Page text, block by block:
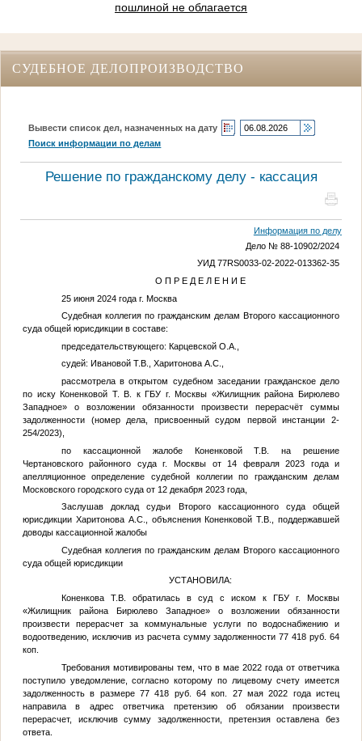
пошлиной не облагается
СУДЕБНОЕ ДЕЛОПРОИЗВОДСТВО
Вывести список дел, назначенных на дату
Поиск информации по делам
Решение по гражданскому делу - кассация
Информация по делу
Дело № 88-10902/2024
УИД 77RS0033-02-2022-013362-35
О П Р Е Д Е Л Е Н И Е
25 июня 2024 года г. Москва
Судебная коллегия по гражданским делам Второго кассационного
суда общей юрисдикции в составе:
председательствующего: Карцевской О.А.
судей: Ивановой Т.В., Харитонова А.С.,
рассмотрела в открытом судебном заседании гражданское дело
по искуКоненковой Т. В.
к ГБУ г. Москвы «Жилищник района Бирюлево
Западное» о возложении обязанности произвести перерасчёт суммы
задолженности (номер дела, присвоенный судом первой инстанции 2-
254/2023),
по кассационной жалобе Коненковой Т.В.
на решение
Чертановского районного суда г. Москвы от 14 февраля 2023 года и
апелляционное определение судебной коллегии по гражданским делам
Московского городского суда от 12 декабря 2023 года,
Заслушав доклад судьи Второго кассационного суда общей
юрисдикции Харитонова А.С. , объясненияКоненковой Т.В.
, поддержавшей
доводы кассационной жалобы
Судебная коллегия по гражданским делам Второго кассационного
суда общей юрисдикции
УСТАНОВИЛА:
Коненкова Т.В.
обратилась в суд с иском к ГБУ г. Москвы
«Жилищник района Бирюлево Западное» о возложении обязанности
произвести перерасчет за коммунальные услуги по водоснабжению и
водоотведению, исключив из расчета сумму задолженности 77 418 руб. 64
коп.
Требования мотивированы тем, что в мае 2022 года от ответчика
поступило уведомление, согласно которому по лицевому счету имеется
задолженность в размере 77 418 руб. 64 коп. 27 мая 2022 года истец
направила в адрес ответчика претензию об обязании произвести
перерасчет, исключив сумму задолженности, претензия оставлена без
ответа.